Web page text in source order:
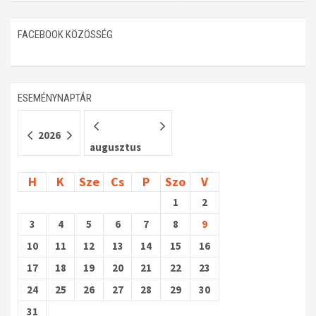
Műhelymunkák
FACEBOOK KÖZÖSSÉG
ESEMÉNYNAPTÁR
2026
augusztus
H K Sze Cs P Szo V
1
2
3
4 5 6 7 8
9
10
11 12 13 14 15
16
17
18 19 20 21 22
23
24
25 26 27 28 29
30
31